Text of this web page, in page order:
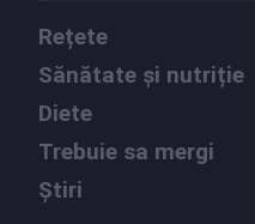
Rețete
Sănătate și nutriție
Diete
Trebuie sa mergi
Știri